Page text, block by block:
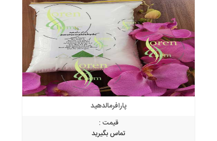
پارافرمالدهید
قیمت :
تماس بگیرید